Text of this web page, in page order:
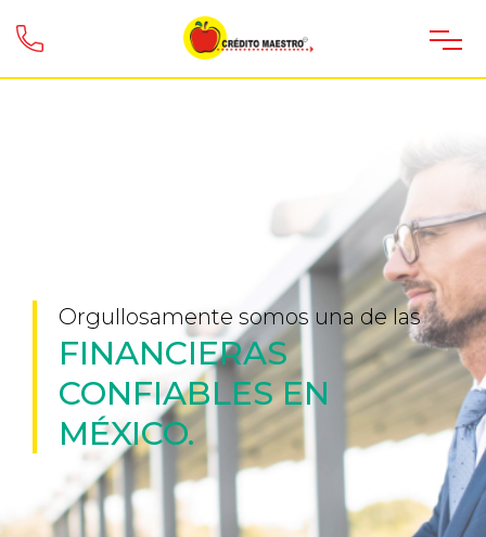
Orgullosamente somos una de las
FINANCIERAS
CONFIABLES EN
MÉXICO.